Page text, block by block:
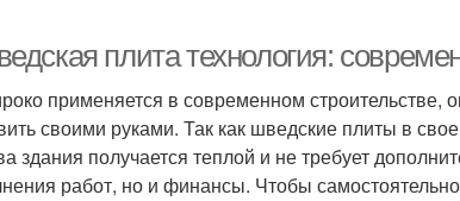
плита технология:
применяется в современном строительстве,
своими руками. Так как шведские плиты в
здания получается теплой и не требует
работ, но и финансы. Чтобы